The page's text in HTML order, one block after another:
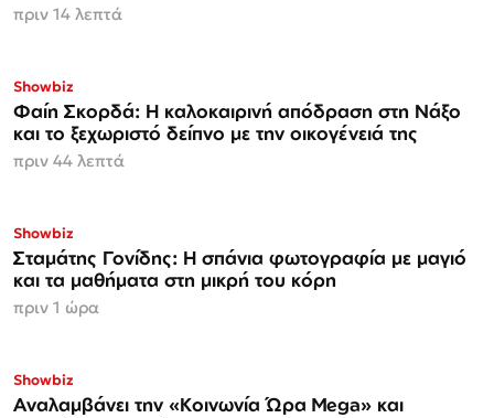
πριν 14 λεπτά
Showbiz
Φαίη Σκορδά: Η καλοκαιρινή απόδραση στη Νάξο
και το ξεχωριστό δείπνο με την οικογένειά της
πριν 44 λεπτά
Showbiz
Σταμάτης Γονίδης: Η σπάνια φωτογραφία με μαγιό
και τα μαθήματα στη μικρή του κόρη
πριν 1 ώρα
Showbiz
Αναλαμβάνει την «Κοινωνία Ώρα Mega» και